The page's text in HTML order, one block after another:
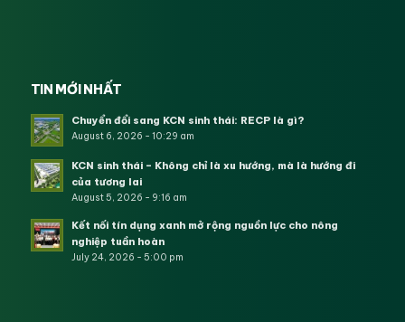
TIN MỚI NHẤT
Chuyển đổi sang KCN sinh thái: RECP là gì?
August 6, 2026 - 10:29 am
KCN sinh thái – Không chỉ là xu hướng, mà là hướng đi
của tương lai
August 5, 2026 - 9:16 am
Kết nối tín dụng xanh mở rộng nguồn lực cho nông
nghiệp tuần hoàn
July 24, 2026 - 5:00 pm